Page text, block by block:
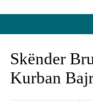
Skënder
Kurban